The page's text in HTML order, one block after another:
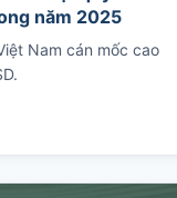
năm 2025
Nam cán mốc cao